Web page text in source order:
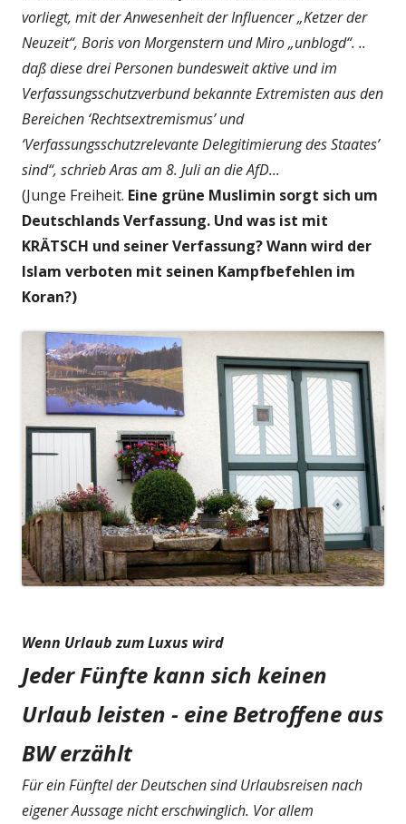
vorliegt, mit der Anwesenheit der Influencer „Ketzer der
Neuzeit“, Boris von Morgenstern und Miro „unblogd“. ..
daß diese drei Personen bundesweit aktive und im
Verfassungsschutzverbund bekannte Extremisten aus den
Bereichen ‘Rechtsextremismus’ und
‘Verfassungsschutzrelevante Delegitimierung des Staates’
sind“, schrieb Aras am 8. Juli an die AfD...
(Junge Freiheit. Eine grüne Muslimin sorgt sich um
Deutschlands Verfassung. Und was ist mit
KRÄTSCH und seiner Verfassung? Wann wird der
Islam verboten mit seinen Kampfbefehlen im
Koran?)
Wenn Urlaub zum Luxus wird
Jeder Fünfte kann sich keinen
Urlaub leisten - eine Betroffene aus
BW erzählt
Für ein Fünftel der Deutschen sind Urlaubsreisen nach
eigener Aussage nicht erschwinglich. Vor allem